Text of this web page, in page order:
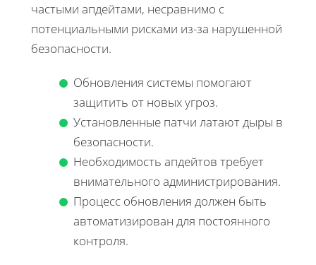
частыми апдейтами, несравнимо с
потенциальными рисками из-за нарушенной
безопасности.
Обновления системы помогают
защитить от новых угроз.
Установленные патчи латают дыры в
безопасности.
Необходимость апдейтов требует
внимательного администрирования.
Процесс обновления должен быть
автоматизирован для постоянного
контроля.